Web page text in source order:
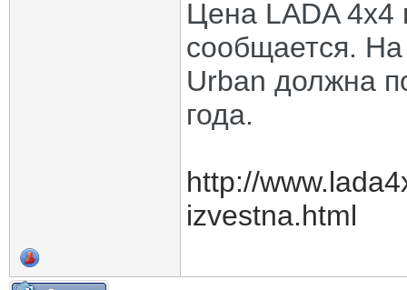
Цена LADA 4x4
сообщается.
Urban должна
года.
http://
izvestna.html